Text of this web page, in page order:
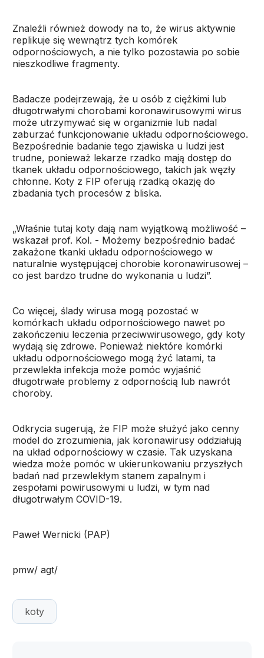
Znaleźli również dowody na to, że wirus aktywnie
replikuje się wewnątrz tych komórek
odpornościowych, a nie tylko pozostawia po sobie
nieszkodliwe fragmenty.
Badacze podejrzewają, że u osób z ciężkimi lub
długotrwałymi chorobami koronawirusowymi wirus
może utrzymywać się w organizmie lub nadal
zaburzać funkcjonowanie układu odpornościowego.
Bezpośrednie badanie tego zjawiska u ludzi jest
trudne, ponieważ lekarze rzadko mają dostęp do
tkanek układu odpornościowego, takich jak węzły
chłonne. Koty z FIP oferują rzadką okazję do
zbadania tych procesów z bliska.
„Właśnie tutaj koty dają nam wyjątkową możliwość –
wskazał prof. Kol. - Możemy bezpośrednio badać
zakażone tkanki układu odpornościowego w
naturalnie występującej chorobie koronawirusowej –
co jest bardzo trudne do wykonania u ludzi”.
Co więcej, ślady wirusa mogą pozostać w
komórkach układu odpornościowego nawet po
zakończeniu leczenia przeciwwirusowego, gdy koty
wydają się zdrowe. Ponieważ niektóre komórki
układu odpornościowego mogą żyć latami, ta
przewlekła infekcja może pomóc wyjaśnić
długotrwałe problemy z odpornością lub nawrót
choroby.
Odkrycia sugerują, że FIP może służyć jako cenny
model do zrozumienia, jak koronawirusy oddziałują
na układ odpornościowy w czasie. Tak uzyskana
wiedza może pomóc w ukierunkowaniu przyszłych
badań nad przewlekłym stanem zapalnym i
zespołami powirusowymi u ludzi, w tym nad
długotrwałym COVID-19.
Paweł Wernicki (PAP)
pmw/ agt/
koty